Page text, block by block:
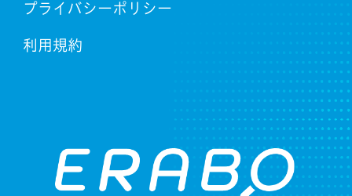
プライバシーポリシー
利用規約